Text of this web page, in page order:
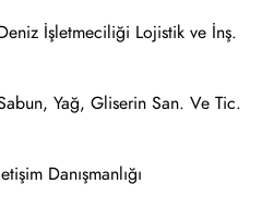
İşletmeciliği Lojistik ve İnş.
Yağ, Gliserin San. Ve Tic.
Danışmanlığı